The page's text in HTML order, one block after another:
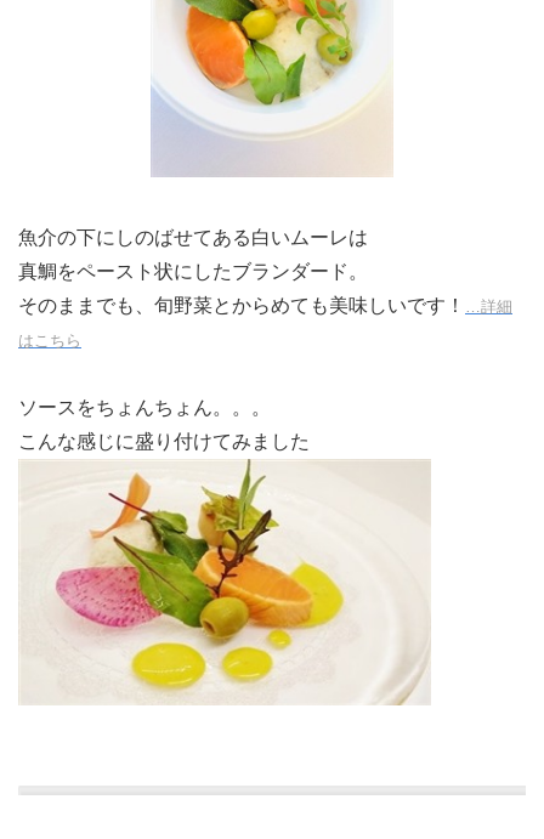
魚介の下にしのばせてある白いムーレは
真鯛をペースト状にしたブランダード。
そのままでも、旬野菜とからめても美味しいです！
…詳細
はこちら
ソースをちょんちょん。。。
こんな感じに盛り付けてみました